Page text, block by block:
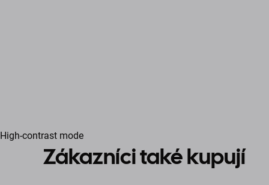
High-contrast mode
Zákazníci také kupují